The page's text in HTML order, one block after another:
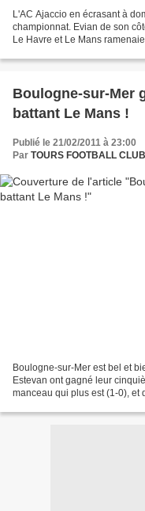
L'AC Ajaccio en écrasant à
championnat. Evian de son
Le Havre et Le Mans
Boulogne-sur-Mer
battant Le Mans !
Publié le 21/02/2011 à 23:00
Par TOURS FOOTBALL CLUB
Boulogne-sur-Mer est bel et
Estevan ont gagné leur
manceau qui plus est (1-0), et